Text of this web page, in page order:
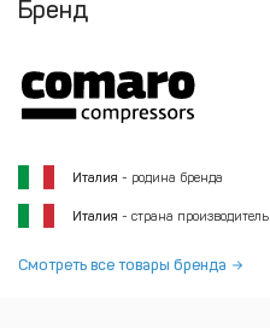
Бренд
Италия - родина бренда
Италия - страна производитель
Смотреть все товары бренда